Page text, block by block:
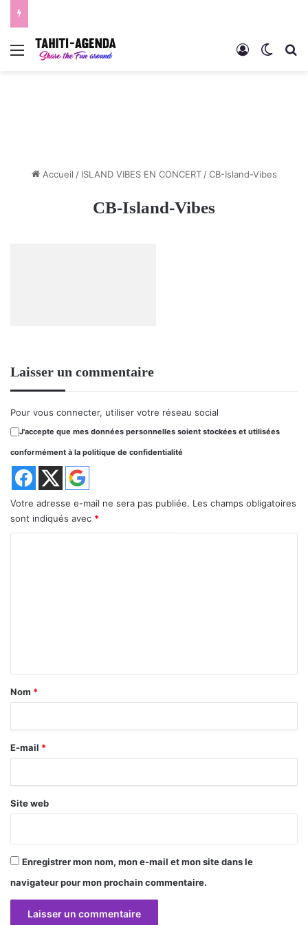
Menu Connexion
Accueil / ISLAND VIBES EN CONCERT / CB-Island-Vibes
CB-Island-Vibes
Laisser un commentaire
Pour vous connecter, utiliser votre réseau social
J'accepte que mes données personnelles soient stockées et utilisées
conformément à la politique de confidentialité
Votre adresse e-mail ne sera pas publiée. Les champs obligatoires
sont indiqués avec *
a
r
e
Nom *
E-mail *
Site web
Enregistrer mon nom, mon e-mail et mon site dans le
navigateur pour mon prochain commentaire.